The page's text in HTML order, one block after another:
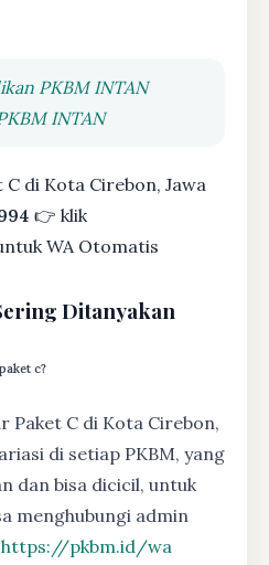
PKBM INTAN
INTAN
di Kota Cirebon, Jawa
👉 klik
WA Otomatis
Ditanyakan
c?
Paket C di Kota Cirebon,
di setiap PKBM, yang
dan bisa dicicil, untuk
menghubungi admin
https://pkbm.id/wa